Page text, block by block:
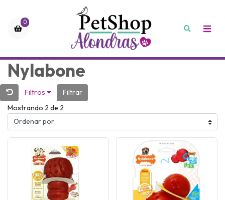
0
Nylabone
Filtros
Filtrar
Mostrando 2 de 2